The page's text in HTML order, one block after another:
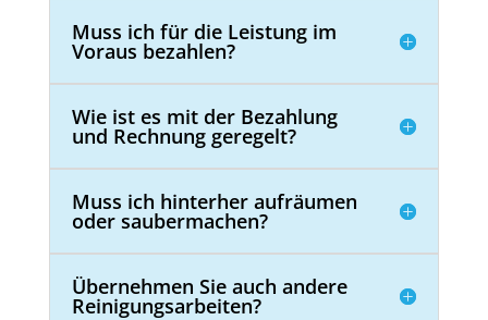
Muss ich für die Leistung im
Voraus bezahlen?
Wie ist es mit der Bezahlung
und Rechnung geregelt?
Muss ich hinterher aufräumen
oder saubermachen?
Übernehmen Sie auch andere
Reinigungsarbeiten?